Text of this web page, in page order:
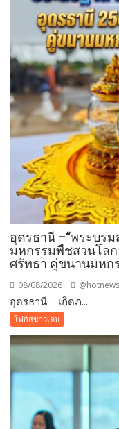
อุดรธานี –“พระบร
มหกรรมพืชสวนโล
ศรัทธา คู่ขนานมหก
08/08/2026
อุดรธานี – เกิดภ...
โฟกัสข่าวเด่น